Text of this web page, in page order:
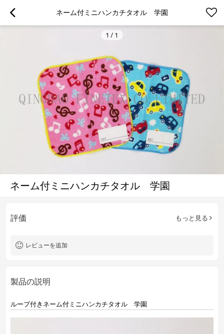
ネーム付ミニハンカチタオル　学園
1 / 1
ネーム付ミニハンカチタオル 学園
評価 もっと見る
レビューを追加
製品の説明
ループ付きネーム付ミニハンカチタオル 学園